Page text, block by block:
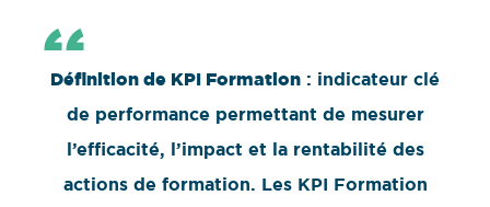
Définition de KPI Formation : indicateur clé
de performance permettant de mesurer
l’efficacité, l’impact et la rentabilité des
actions de formation. Les KPI Formation